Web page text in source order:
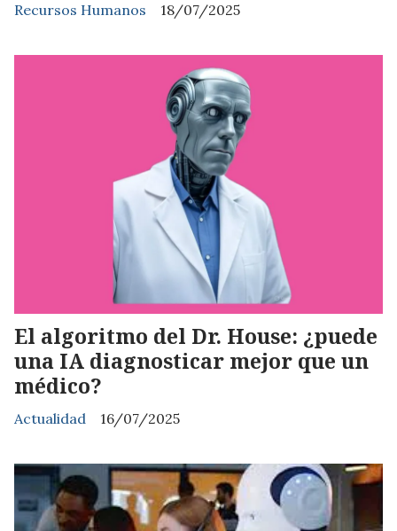
Recursos Humanos 18/07/2025
El algoritmo del Dr. House: ¿puede
una IA diagnosticar mejor que un
médico?
Actualidad 16/07/2025